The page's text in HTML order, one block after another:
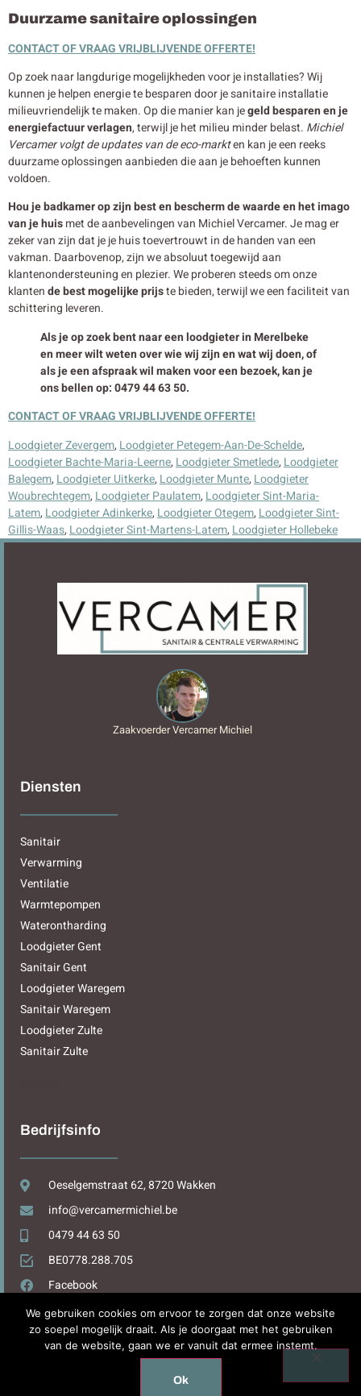
Duurzame sanitaire oplossingen
CONTACT OF VRAAG VRIJBLIJVENDE OFFERTE!
Op zoek naar langdurige mogelijkheden voor je installaties? Wij
kunnen je helpen energie te besparen door je sanitaire installatie
milieuvriendelijk te maken. Op die manier kan jegeld besparen en je
energiefactuur verlagen, terwijl je het milieu minder belast. Michiel
Vercamer volgt de updates van de eco-markten kan je een reeks
duurzame oplossingen aanbieden die aan je behoeften kunnen
voldoen.
Hou je badkamer op zijn best en bescherm de waarde en het imago
van je huismet de aanbevelingen van Michiel Vercamer. Je mag er
zeker van zijn dat je je huis toevertrouwt in de handen van een
vakman. Daarbovenop, zijn we absoluut toegewijd aan
klantenondersteuning en plezier. We proberen steeds om onze
klantende best mogelijke prijste bieden, terwijl we een faciliteit van
schittering leveren.
Als je op zoek bent naar een loodgieter in Merelbeke
en meer wilt weten over wie wij zijn en wat wij doen, of
als je een afspraak wil maken voor een bezoek, kan je
ons bellen op: 0479 44 63 50.
CONTACT OF VRAAG VRIJBLIJVENDE OFFERTE!
Loodgieter Zevergem, Loodgieter Petegem-Aan-De-Schelde,
Loodgieter Bachte-Maria-Leerne, Loodgieter Smetlede, Loodgieter
Balegem, Loodgieter Uitkerke, Loodgieter Munte, Loodgieter
Woubrechtegem, Loodgieter Paulatem, Loodgieter Sint-Maria-
Latem, Loodgieter Adinkerke, Loodgieter Otegem, Loodgieter Sint-
Gillis-Waas, Loodgieter Sint-Martens-Latem, Loodgieter Hollebeke
Zaakvoerder Vercamer Michiel
Diensten
Sanitair
Verwarming
Ventilatie
Warmtepompen
Waterontharding
Loodgieter Gent
Sanitair Gent
Loodgieter Waregem
Sanitair Waregem
Loodgieter Zulte
Sanitair Zulte
Bedrijfsinfo
Oeselgemstraat 62, 8720 Wakken
info@vercamermichiel.be
0479 44 63 50
BE0778.288.705
Facebook
Design byWPDesign.be
Copyright © 2025. All rights reserved.
We gebruiken cookies om ervoor te zorgen dat onze website
zo soepel mogelijk draait. Als je doorgaat met het gebruiken
van de website, gaan we er vanuit dat ermee instemt.
Ok